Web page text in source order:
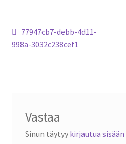
Artikkelien
selaus
Edellinen
artikkeli
77947cb7-debb-4d11-
998a-3032c238cef1
Vastaa
Sinun täytyy kirjautua sisään